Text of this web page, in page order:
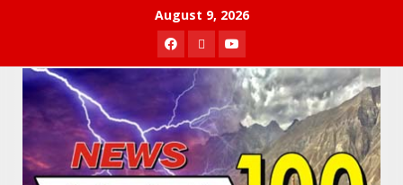
August 9, 2026
Facebook
TwitterYoutube